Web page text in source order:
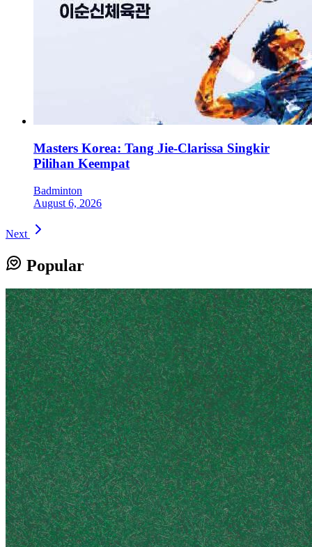
Masters Korea: Tang Jie-Clarissa Singkir
Pilihan Keempat
Badminton
August 6, 2026
Next
Popular